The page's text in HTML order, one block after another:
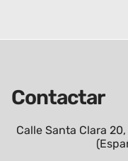
Contactar
Calle Santa Clara